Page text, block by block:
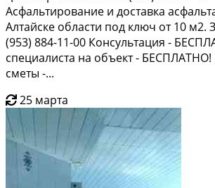
Асфальтирование и доставка
Алтайске области под ключ от 10 м2.
(953) 884-11-00 Консультация -
специалиста на объект - БЕСПЛАТНО!
сметы -...
25 марта